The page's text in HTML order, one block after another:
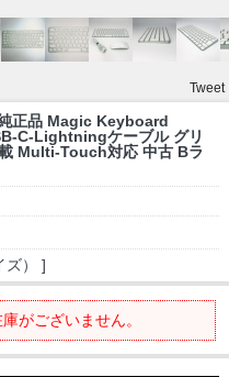
Tweet
正品 Magic Keyboard
C-Lightningケーブル グリ
Multi-Touch対応 中古 Bラ
ズ） ]
がございません。